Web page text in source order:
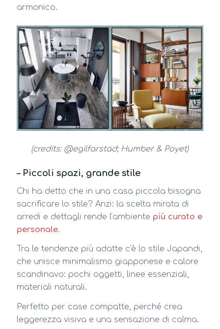
armonico.
(credits: @egilfarstad; Humber & Poyet)
– Piccoli spazi, grande stile
Chi ha detto che in una casa piccola bisogna
sacrificare lo stile? Anzi: la scelta mirata di
arredi e dettagli rende l’ambiente più curato e
personale.
Tra le tendenze più adatte c’è lo stile Japandi,
che unisce minimalismo giapponese e calore
scandinavo: pochi oggetti, linee essenziali,
materiali naturali.
Perfetto per case compatte, perché crea
leggerezza visiva e una sensazione di calma.